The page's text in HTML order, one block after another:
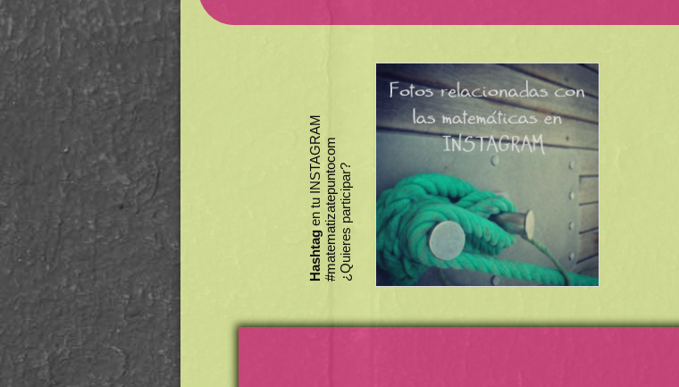
Hashtag
en tu INSTAGRAM#matematizatepuntocom¿Quieres participar?